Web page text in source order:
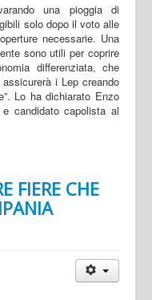
una pioggia di
solo dopo il voto alle
necessarie. Una
sono utili per coprire
differenziata, che
i Lep creando
Lo ha dichiarato Enzo
candidato capolista al
FIERE CHE